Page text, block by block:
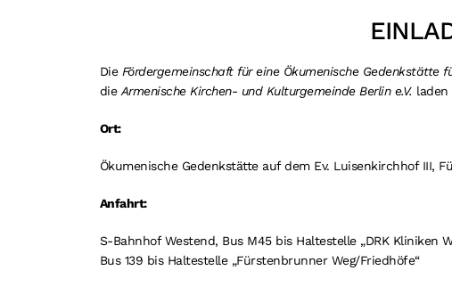
Die Fördergemeinschaft für eine Ökumenische Gedenkstätte
dieArmenische Kirchen- und Kulturgemeinde Berlin e.V. laden
Ort:
Ökumenische Gedenkstätte auf dem Ev. Luisenkirchhof III,
Anfahrt:
S-Bahnhof Westend, Bus M45 bis Haltestelle „DRK Kliniken
Bus 139 bis Haltestelle „Fürstenbrunner Weg/Friedhöfe“